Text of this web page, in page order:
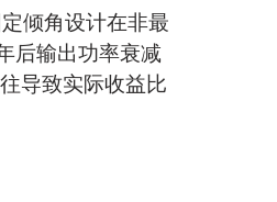
倾角设计在非最
后输出功率衰减
导致实际收益比